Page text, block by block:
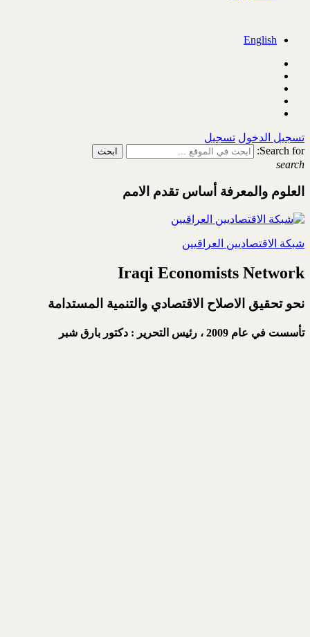
English
تسجيل الدخول تسجيل
Search for:
search
العلوم والمعرفة أساس تقدم الامم
شبكة الاقتصاديين العراقيين
Iraqi Economists Network
نحو تحقيق الاصلاح الاقتصادي والتنمية المستدامة
تأسست في عام 2009 ، رئيس التحرير : دكتور بارق شبر